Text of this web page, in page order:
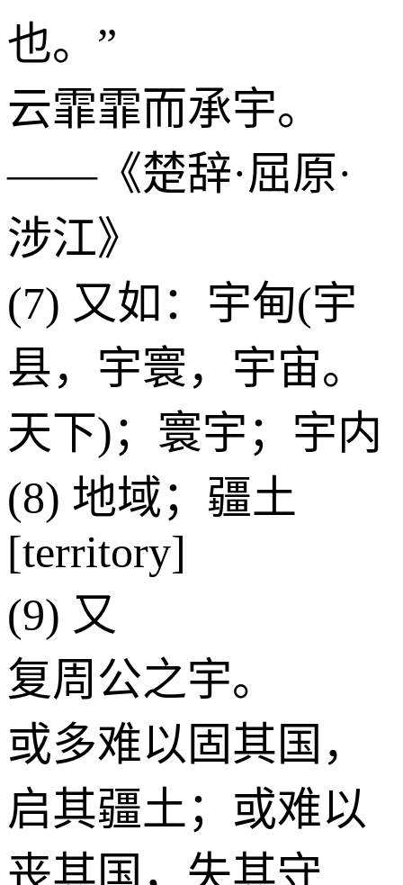
也。”
云霏霏而承宇。
——《楚辞·屈原·
涉江》
(7) 又如：宇甸(宇
县，宇寰，宇宙。
天下)；寰宇；宇内
(8) 地域；疆土
[territory]
(9) 又
复周公之宇。
或多难以固其国，
启其疆土；或难以
丧其国，失其守